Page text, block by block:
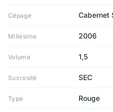
Cépage Cabernet
Millésime 2006
Volume 1,5
Sucrosité SEC
Type Rouge